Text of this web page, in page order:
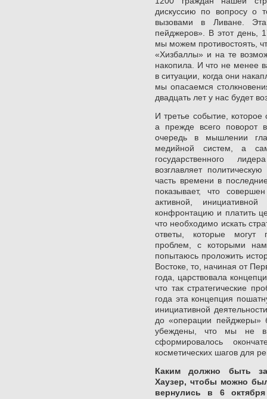
дискуссию по вопросу о
вызовами в Ливане.
пейджеров». В этот день,
мы можем противостоять,
«Хизбаллы» и на те
накопила. И что не менее
в ситуации, когда они
мы опасаемся
двадцать лет у нас будет
И третье событие, которое
а прежде всего
очередь в мышлении
медийной систем, а
государственного
возглавляет
часть времени в
показывает, что
активной,
конфронтацию и платить
что необходимо искать
ответы, которые могут
проблем, с которыми
попытаюсь проложить
Востоке, то, начиная от
года, царствовала
что так стратегические
года эта концепция
инициативной
до «операции пейджеры»
убеждены, что мы не
сформировалось
косметических шагов для
Каким должно быть
Хаузер, чтобы можно
вернулись в 6